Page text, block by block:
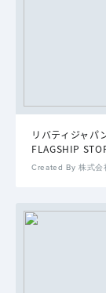
リバティジャパ
FLAGSHIP
Created By 株式会